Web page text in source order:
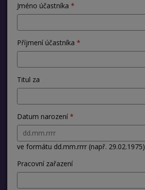
Jméno účastníka
Příjmení účastníka
Titul za
Datum narození
ve formátu dd.mm.rrrr (např. 29.02.1975)
Pracovní zařazení